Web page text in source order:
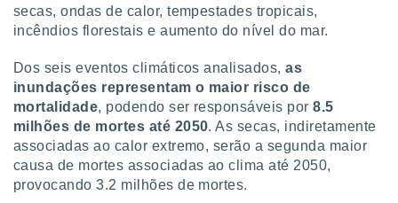
e
secas, ondas de calor, tempestades tropicais,
incêndios florestais e aumento do nível do mar.
Dos seis eventos climáticos analisados,as
inundações representam o maior risco de
mortalidade, podendo ser responsáveis por8.5
milhões de mortes até 2050. As secas, indiretamente
associadas ao calor extremo, serão a segunda maior
causa de mortes associadas ao clima até 2050,
provocando 3.2 milhões de mortes.